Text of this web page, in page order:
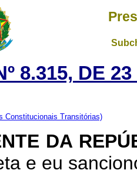
8.315, DE
Constitucionais Transitórias)
DA
e eu